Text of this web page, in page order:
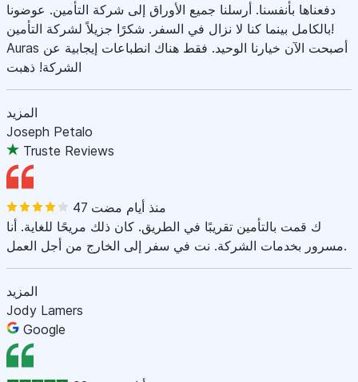
دفعناها بأنفسنا. أرسلنا جميع الأوراق إلى شركة التأمين. عوضونا
بالكامل بينما كنا لا نزال في السفر. شكرًا جزيلاً لشركة التأمين!
Auras أصبحت الآن خيارنا الوحيد. فقط هناك انطباعات إيجابية عن
الشركة! ذهبت
المزيد
Joseph Petalo
Truste Reviews
47 منذ أيام مضت
ك قمت بالتأمين تقريبًا في الطريق. كان ذلك مريحًا للغاية. أنا
مسرور بخدمات الشركة. نت في سفر إلى الخارج من أجل العمل.
المزيد
Jody Lamers
Google